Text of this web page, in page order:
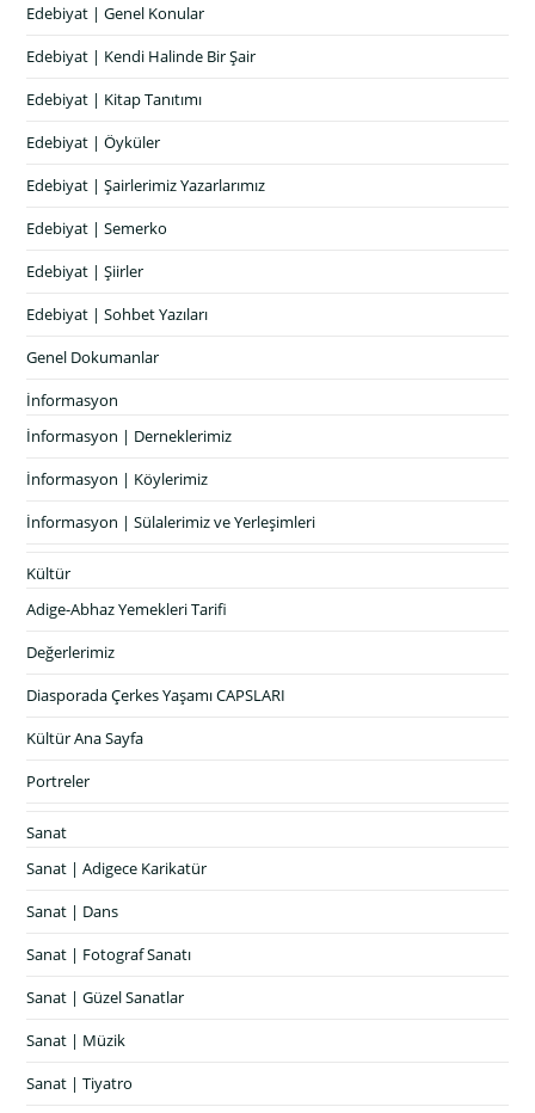
Edebiyat | Genel Konular
Edebiyat | Kendi Halinde Bir Şair
Edebiyat | Kitap Tanıtımı
Edebiyat | Öyküler
Edebiyat | Şairlerimiz Yazarlarımız
Edebiyat | Semerko
Edebiyat | Şiirler
Edebiyat | Sohbet Yazıları
Genel Dokumanlar
İnformasyon
İnformasyon | Derneklerimiz
İnformasyon | Köylerimiz
İnformasyon | Sülalerimiz ve Yerleşimleri
Kültür
Adige-Abhaz Yemekleri Tarifi
Değerlerimiz
Diasporada Çerkes Yaşamı CAPSLARI
Kültür Ana Sayfa
Portreler
Sanat
Sanat | Adigece Karikatür
Sanat | Dans
Sanat | Fotograf Sanatı
Sanat | Güzel Sanatlar
Sanat | Müzik
Sanat | Tiyatro